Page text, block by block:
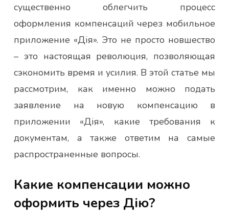
существенно облегчить процесс
оформления компенсаций через мобильное
приложение «Дія». Это не просто новшество
– это настоящая революция, позволяющая
сэкономить время и усилия. В этой статье мы
рассмотрим, как именно можно подать
заявление на новую компенсацию в
приложении «Дія», какие требования к
документам, а также ответим на самые
распространенные вопросы.
Какие компенсации можно
оформить через Дію?